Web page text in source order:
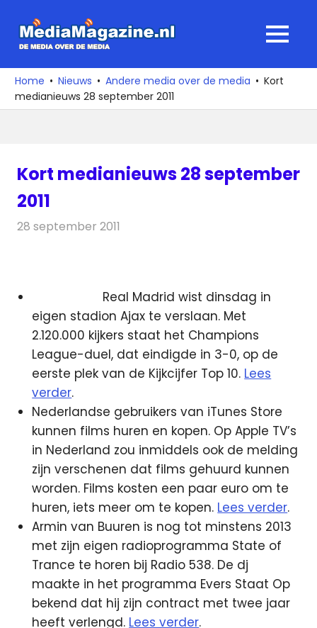
naar
media
over
de
MENU
Home Nieuws Andere media over de media
Kort
medianieuws 28 september 2011
Kort medianieuws 28 september
2011
28 september 2011
Real Madrid wist dinsdag in
eigen stadion Ajax te verslaan. Met
2.120.000 kijkers staat het Champions
League-duel, dat eindigde in 3-0, op de
eerste plek van de Kijkcijfer Top 10. Lees
verder.
Nederlandse gebruikers van iTunes Store
kunnen films huren en kopen. Op Apple TV’s
in Nederland zou inmiddels ook de melding
zijn verschenen dat films gehuurd kunnen
worden. Films kosten een paar euro om te
huren, iets meer om te kopen. Lees verder.
Armin van Buuren is nog tot minstens 2013
met zijn eigen radioprogramma State of
Trance te horen bij Radio 538. De dj
maakte in het programma Evers Staat Op
bekend dat hij zijn contract met twee jaar
heeft verlengd. Lees verder.